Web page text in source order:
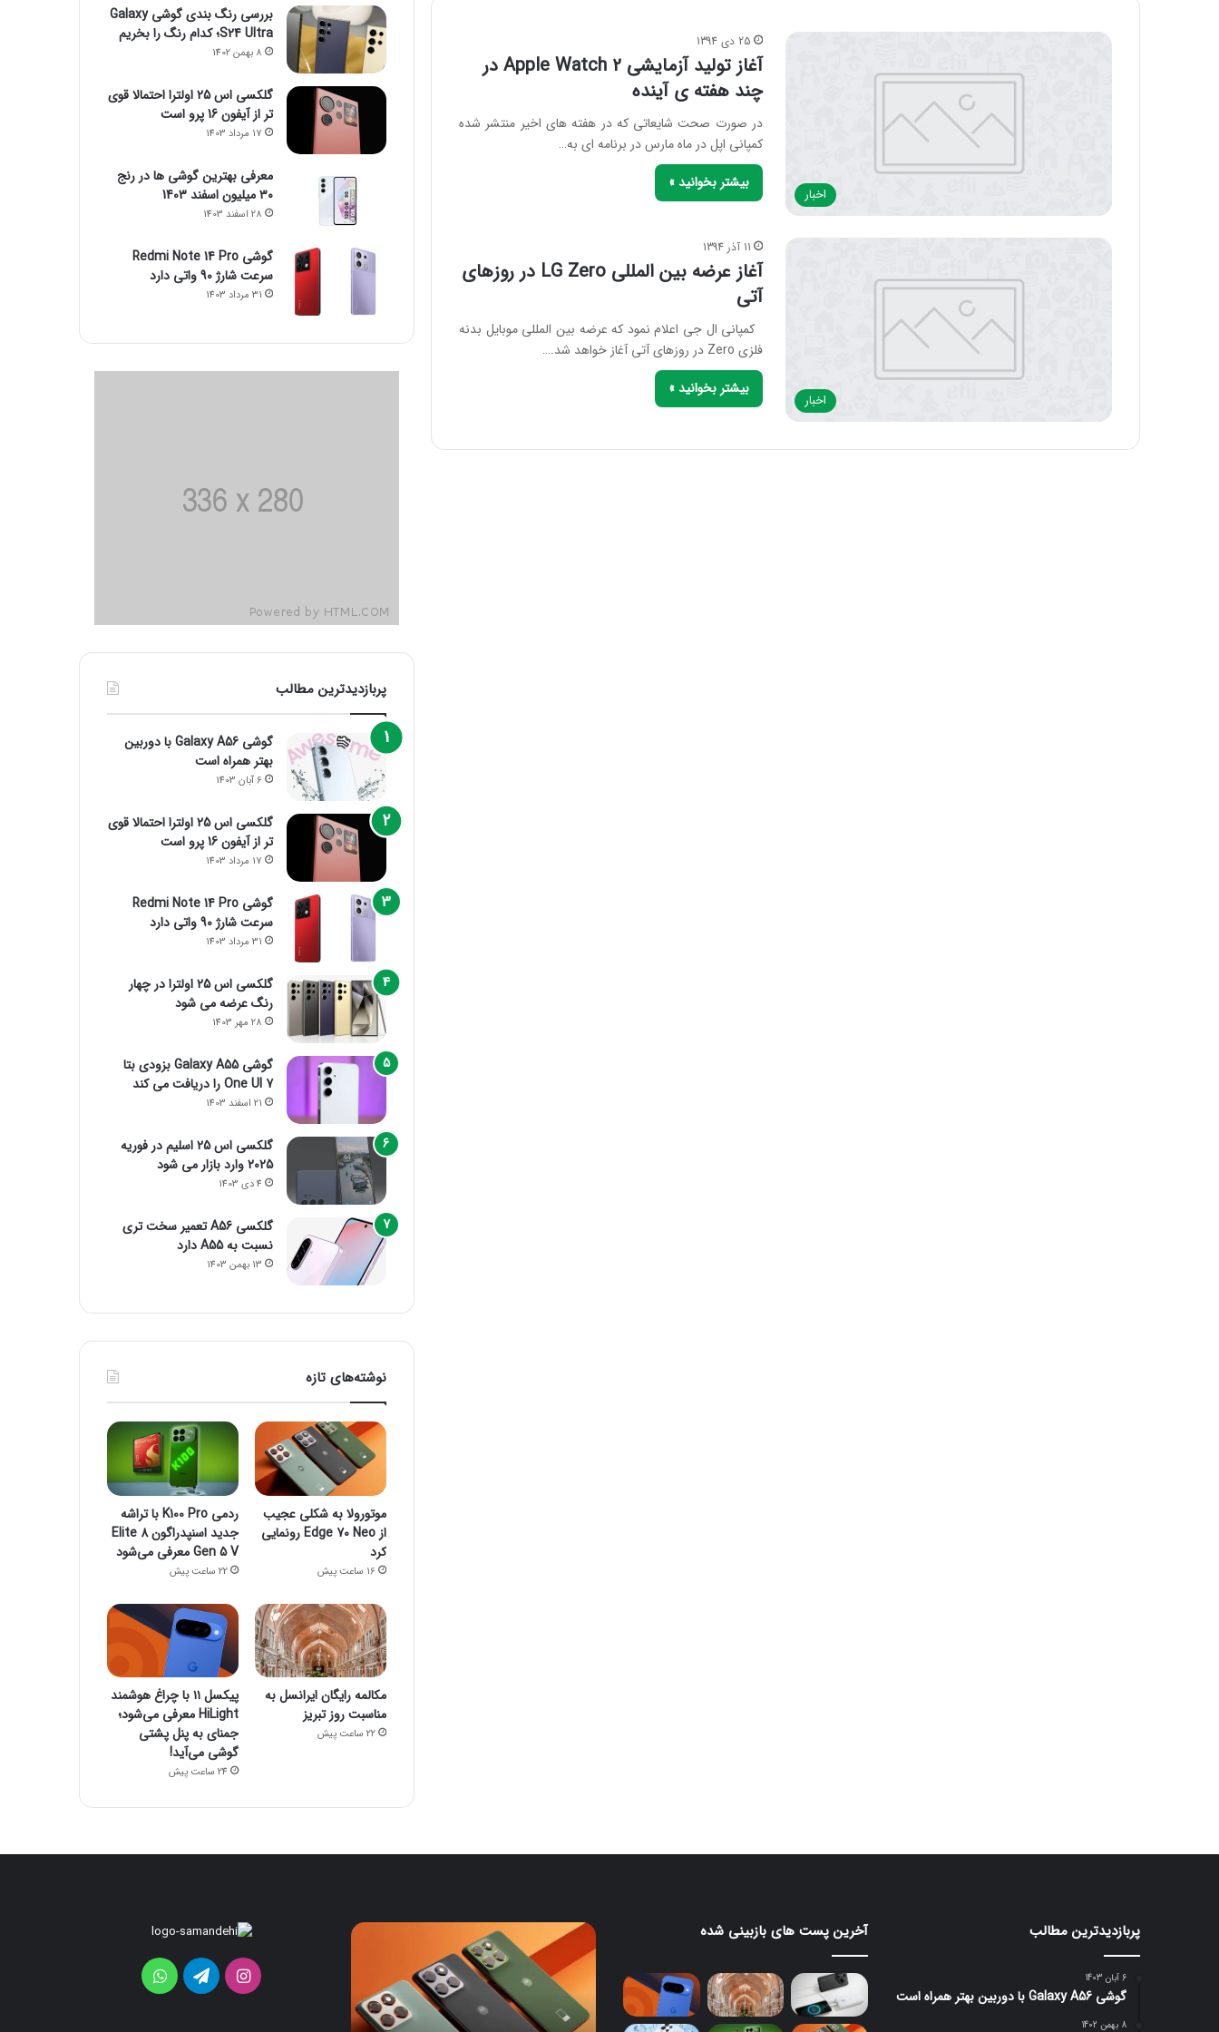
اخبار
25 دی 1394
آغاز تولید آزمایشی Apple Watch 2 در
چند هفته ی آینده
در صورت صحت شایعاتی که در هفته های اخیر منتشر شده
کمپانی اپل در ماه مارس در برنامه ای به…
بیشتر بخوانید »
اخبار
11 آذر 1394
آغاز عرضه بین المللی LG Zero در روزهای
آتی
کمپانی ال جی اعلام نمود که عرضه بین المللی موبایل بدنه
فلزی Zero در روزهای آتی آغاز خواهد شد.…
بیشتر بخوانید »
بررسی رنگ بندی گوشی Galaxy
S24 Ultra؛ کدام رنگ را بخریم
8 بهمن 1402
گلکسی اس 25 اولترا احتمالا قوی
تر از آیفون 16 پرو است
17 مرداد 1403
معرفی بهترین گوشی ها در رنج
۳۰ میلیون اسفند 1403
28 اسفند 1403
گوشی Redmi Note 14 Pro
سرعت شارژ 90 واتی دارد
31 مرداد 1403
پربازدیدترین مطالب
گوشی Galaxy A56 با دوربین
بهتر همراه است
6 آبان 1403
گلکسی اس 25 اولترا احتمالا قوی
تر از آیفون 16 پرو است
17 مرداد 1403
گوشی Redmi Note 14 Pro
سرعت شارژ 90 واتی دارد
31 مرداد 1403
گلکسی اس 25 اولترا در چهار
رنگ عرضه می شود
28 مهر 1403
گوشی Galaxy A55 بزودی بتا
One UI 7 را دریافت می کند
21 اسفند 1403
گلکسی اس 25 اسلیم در فوریه
2025 وارد بازار می شود
4 دی 1403
گلکسی A56 تعمیر سخت تری
نسبت به A55 دارد
13 بهمن 1403
نوشته‌های تازه
موتورولا به شکلی عجیب
از Edge 70 Neo رونمایی
کرد
16 ساعت پیش
ردمی K100 Pro با تراشه
جدید اسنپدراگون 8 Elite
Gen 5 V معرفی می‌شود
22 ساعت پیش
مکالمه رایگان ایرانسل به
مناسبت روز تبریز
22 ساعت پیش
پیکسل ۱۱ با چراغ هوشمند
HiLight معرفی می‌شود؛
جمنای به پنل پشتی
گوشی می‌آید!
24 ساعت پیش
پربازدیدترین مطالب
6 آبان 1403
گوشی Galaxy A56 با دوربین بهتر همراه است
8 بهمن 1402
آخرین پست های بازبینی شده
اوپو
Max
باتری
هواوی
از
پاوربانک
۱۰۰
واتی
هوشمند
موتورولا
به
شکلی
عجیب
از
Edge
اینستاگرامتلگرام واتس